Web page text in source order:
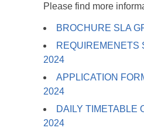
Please find more
BROCHURE SLA
REQUIREMENETS
2024
APPLICATION
2024
DAILY TIMETABLE
2024